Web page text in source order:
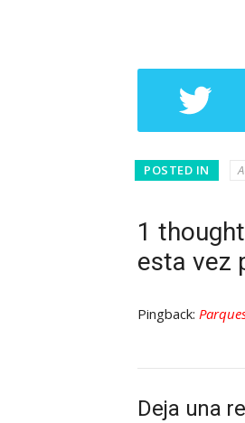
POSTED IN
1
esta vez
Pingback:
Deja una